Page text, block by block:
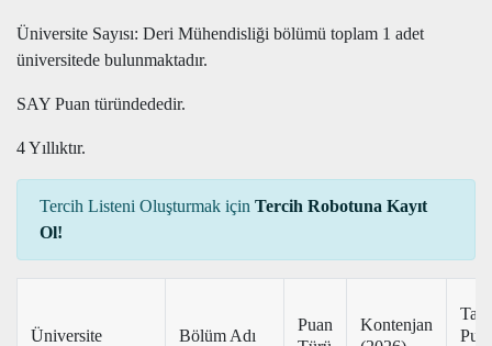
Üniversite Sayısı: Deri Mühendisliği bölümü toplam 1 adet
üniversitede bulunmaktadır.
SAY Puan türündededir.
4 Yıllıktır.
Tercih Listeni Oluşturmak için Tercih Robotuna Kayıt
Ol!
Üniversite Bölüm Adı
Puan
Kontenjan